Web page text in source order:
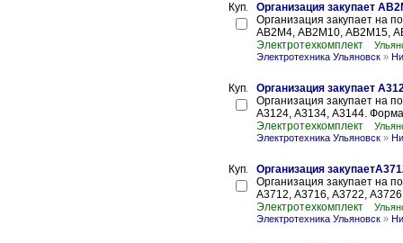
Организация закупает
Организация закупает на
АВ2М4, АВ2М10, АВ2М15,
Электротехкомплект
Электротехника Ульяновск »
Организация закупает
Организация закупает на
А3124, А3134, А3144.
Электротехкомплект
Электротехника Ульяновск »
Организация
Организация закупает на
А3712, А3716, А3722,
Электротехкомплект
Электротехника Ульяновск »